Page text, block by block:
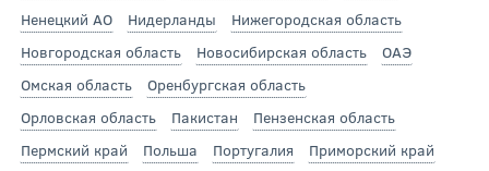
Ненецкий АО
Нидерланды
Нижегородская область
Новгородская область
Новосибирская область
ОАЭ
Омская область
Оренбургская область
Орловская область
Пакистан
Пензенская область
Пермский край
Польша Португалия
Приморский край